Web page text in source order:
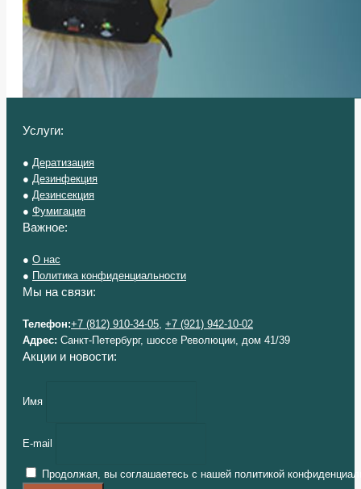
Услуги:
● Дератизация
● Дезинфекция
● Дезинсекция
● Фумигация
Важное:
● О нас
● Политика конфиденциальности
Мы на связи:
Телефон:+7 (812) 910-34-05, +7 (921) 942-10-02
Адрес: Санкт-Петербург, шоссе Революции, дом 41/39
Акции и новости:
Имя
E-mail
Продолжая, вы соглашаетесь с нашей политикой